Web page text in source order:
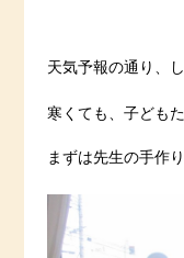
天気予報の通り、
寒くても、子ども
まずは先生の手作